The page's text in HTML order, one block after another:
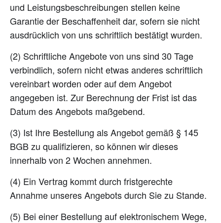
und Leistungsbeschreibungen stellen keine
Garantie der Beschaffenheit dar, sofern sie nicht
ausdrücklich von uns schriftlich bestätigt wurden.
(2) Schriftliche Angebote von uns sind 30 Tage
verbindlich, sofern nicht etwas anderes schriftlich
vereinbart worden oder auf dem Angebot
angegeben ist. Zur Berechnung der Frist ist das
Datum des Angebots maßgebend.
(3) Ist Ihre Bestellung als Angebot gemäß § 145
BGB zu qualifizieren, so können wir dieses
innerhalb von 2 Wochen annehmen.
(4) Ein Vertrag kommt durch fristgerechte
Annahme unseres Angebots durch Sie zu Stande.
(5) Bei einer Bestellung auf elektronischem Wege,